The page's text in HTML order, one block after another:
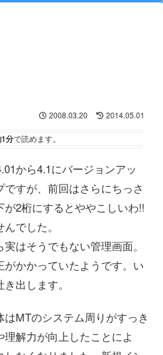
2008.03.20 2014.05.01
分で読めます。
から4.1にバージョンアッ
すが、前回はさらにちっさ
2桁にするとややこしいわ!!
でした。
はそうでもない管理画面。
かかっていたようです。い
出します。
MTのシステム周りがすっき
解力が向上したことによ